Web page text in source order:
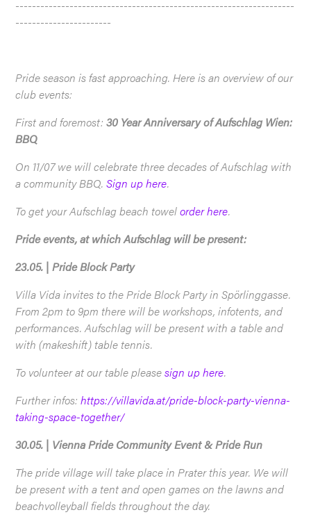
-------------------------------------------------------------------
-----------------------
Pride season is fast approaching. Here is an overview of our
club events:
First and foremost: 30 Year Anniversary of Aufschlag Wien:
BBQ
On 11/07 we will celebrate three decades of Aufschlag with
a community BBQ.Sign up here.
To get your Aufschlag beach towelorder here.
Pride events, at which Aufschlag will be present:
23.05. | Pride Block Party
Villa Vida invites to the Pride Block Party in Spörlinggasse.
From 2pm to 9pm there will be workshops, infotents, and
performances. Aufschlag will be present with a table and
with (makeshift) table tennis.
To volunteer at our table pleasesign up here.
Further infos:https://villavida.at/pride-block-party-vienna-
taking-space-together/
30.05. | Vienna Pride Community Event & Pride Run
The pride village will take place in Prater this year. We will
be present with a tent and open games on the lawns and
beachvolleyball fields throughout the day.